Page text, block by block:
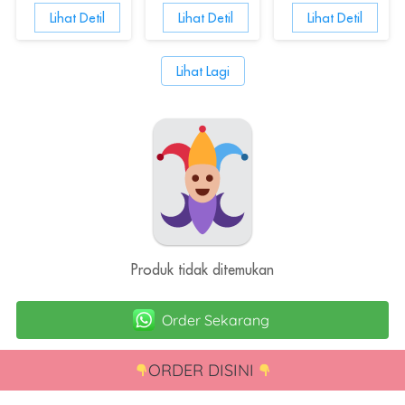
`
Lihat Detil `
Lihat Detil `
Lihat Detil
`
Lihat Lagi
Produk tidak ditemukan
` Order Sekarang
ORDER DISINI